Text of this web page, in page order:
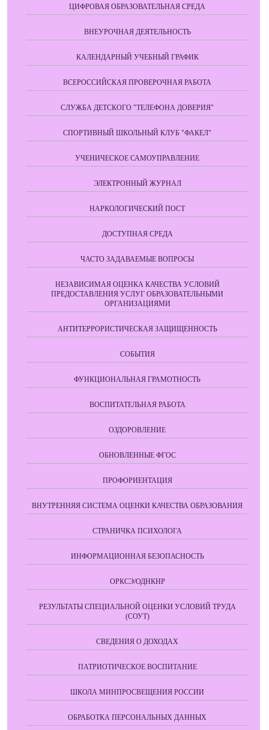
ЦИФРОВАЯ ОБРАЗОВАТЕЛЬНАЯ СРЕДА
ВНЕУРОЧНАЯ ДЕЯТЕЛЬНОСТЬ
КАЛЕНДАРНЫЙ УЧЕБНЫЙ ГРАФИК
ВСЕРОССИЙСКАЯ ПРОВЕРОЧНАЯ РАБОТА
СЛУЖБА ДЕТСКОГО "ТЕЛЕФОНА ДОВЕРИЯ"
СПОРТИВНЫЙ ШКОЛЬНЫЙ КЛУБ "ФАКЕЛ"
УЧЕНИЧЕСКОЕ САМОУПРАВЛЕНИЕ
ЭЛЕКТРОННЫЙ ЖУРНАЛ
НАРКОЛОГИЧЕСКИЙ ПОСТ
ДОСТУПНАЯ СРЕДА
ЧАСТО ЗАДАВАЕМЫЕ ВОПРОСЫ
НЕЗАВИСИМАЯ ОЦЕНКА КАЧЕСТВА УСЛОВИЙ
ПРЕДОСТАВЛЕНИЯ УСЛУГ ОБРАЗОВАТЕЛЬНЫМИ
ОРГАНИЗАЦИЯМИ
АНТИТЕРРОРИСТИЧЕСКАЯ ЗАЩИЩЕННОСТЬ
СОБЫТИЯ
ФУНКЦИОНАЛЬНАЯ ГРАМОТНОСТЬ
ВОСПИТАТЕЛЬНАЯ РАБОТА
ОЗДОРОВЛЕНИЕ
ОБНОВЛЕННЫЕ ФГОС
ПРОФОРИЕНТАЦИЯ
ВНУТРЕННЯЯ СИСТЕМА ОЦЕНКИ КАЧЕСТВА ОБРАЗОВАНИЯ
СТРАНИЧКА ПСИХОЛОГА
ИНФОРМАЦИОННАЯ БЕЗОПАСНОСТЬ
ОРКСЭ/ОДНКНР
РЕЗУЛЬТАТЫ СПЕЦИАЛЬНОЙ ОЦЕНКИ УСЛОВИЙ ТРУДА
(СОУТ)
СВЕДЕНИЯ О ДОХОДАХ
ПАТРИОТИЧЕСКОЕ ВОСПИТАНИЕ
ШКОЛА МИНПРОСВЕЩЕНИЯ РОССИИ
ОБРАБОТКА ПЕРСОНАЛЬНЫХ ДАННЫХ